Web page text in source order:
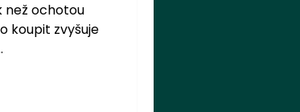
než ochotou
koupit zvyšuje